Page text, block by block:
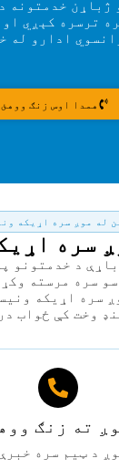
ژباړن خدمتونه
ادارو له
همدا اوس زنګ ووهئ
له موږ سره اړیکه
سره
د خدمتونو
سره مرسته
سره اړیکه
وخت کې ځواب
ته زنګ
د ټیم سره